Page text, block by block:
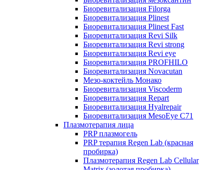
Биоревитализация Filorga
Биоревитализация Plinest
Биоревитализация Plinest Fast
Биоревитализация Revi Silk
Биоревитализация Revi strong
Биоревитализация Revi eye
Биоревитализация PROFHILO
Биоревитализация Novacutan
Мезо-коктейль Монако
Биоревитализация Viscoderm
Биоревитализация Repart
Биоревитализация Hyalrepair
Биоревитализация MesoEye C71
Плазмотерапия лица
PRP плазмогель
PRP терапия Regen Lab (красная
пробирка)
Плазмотерапия Regen Lab Cellular